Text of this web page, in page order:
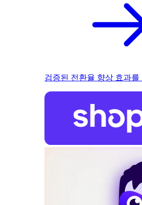
검증된 전환율 향상 효과를